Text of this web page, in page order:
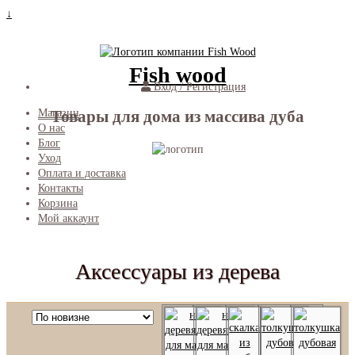
↓
Fish wood
Товары для дома из массива дуба
Вход / Регистрация
Магазин
О нас
Блог
Уход
Оплата и доставка
Контакты
Корзина
Мой аккаунт
Аксессуары из дерева